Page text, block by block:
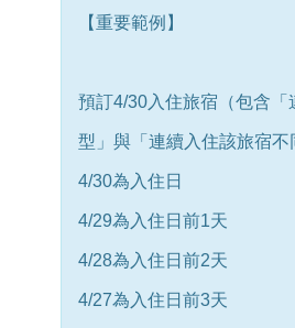
【重要範例】
預訂4/30入住旅宿（包含
型」與「連續入住該旅宿不
4/30為入住日
4/29為入住日前1天
4/28為入住日前2天
4/27為入住日前3天